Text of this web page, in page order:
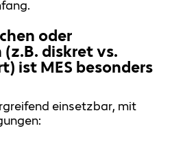
oder
diskret vs.
ist MES besonders
einsetzbar, mit